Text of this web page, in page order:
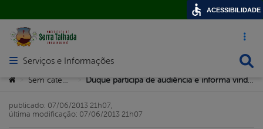
Acesso
Abrir menu principal de navegação
Serviços e Informações
Você está aqui:
> >
publicado: 07/06/2013 21h07,
última modificação: 07/06/2013 21h07
ACESSIBILIDADE